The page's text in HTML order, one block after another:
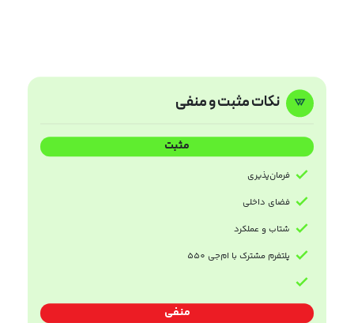
نکات مثبت و منفی
مثبت
فرمان‌پذیری
فضای داخلی
شتاب و عملکرد
پلتفرم مشترک با ام‌جی 550
منفی